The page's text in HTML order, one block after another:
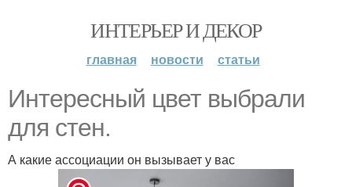
ИНТЕРЬЕР И ДЕКОР
главная новости статьи
Интересный цвет выбрали
для стен.
А какие ассоциации он вызывает у вас